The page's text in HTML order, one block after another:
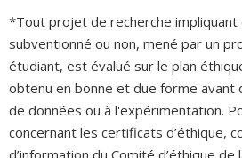
*Tout projet de recherche impliquant
subventionné ou non, mené par un
étudiant, est évalué sur le plan
obtenu en bonne et due forme avant
de données ou à l'expérimentation.
concernant les certificats d’éthique,
d’information du Comité d’éthique